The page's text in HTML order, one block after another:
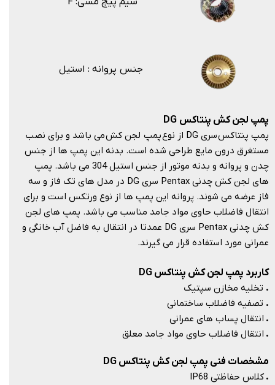
پمپ لجن کش پنتاکس
پمپ پنتاکس سری DG از نوع پمپ لجن کش می باشد و برای نصب
مستغرق درون مایع طراحی شده است. بدنه این پمپ ها از جنس
چدن و پروانه و بدنه موتور از جنس استیل 304 می باشد. پمپ
های لجن کش چدنی Pentax سری DG در مدل های تک فاز و سه
فاز عرضه می شوند. پروانه این پمپ ها از نوع ورتکس است و برای
انتقال فاضلاب حاوی مواد جامد مناسب می باشد. پمپ های لجن
کش چدنی Pentax سری DG عمدتا در انتقال به فاضل آب خانگی و
عمرانی مورد استفاده قرار می گیرند.​​​​​​​
مشخصات فنی پمپ لجن کش پنتاکس DG
. کلاس حفاظتی IP68
کاربرد پمپ لجن کش پنتاکس DG
. تخلیه مخازن سپتیک
. تصفیه فاضلاب ساختمانی
. انتقال پساب های عمرانی
. انتقال فاضلاب حاوی مواد جامد معلق​​​​​​​
جنس پروانه : استیل